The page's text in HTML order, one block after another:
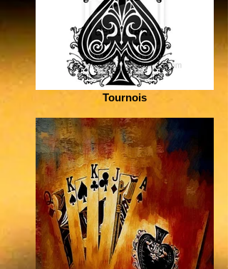
Tournois